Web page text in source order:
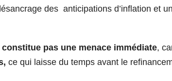
des anticipations d’inflation et
pas une menace immédiate,
ce qui laisse du temps avant le